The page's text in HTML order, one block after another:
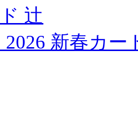
辻
2026 新春カ